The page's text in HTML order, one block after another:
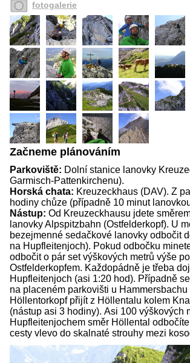
fotogalerie
Začneme plánováním
Parkoviště: Dolní stanice lanovky
Garmisch-Pattenkirchenu).
Horská chata: Kreuzeckhaus (DAV). Z
hodiny chůze (případně 10 minut
Nástup: Od Kreuzeckhausu jdete
lanovky Alpspitzbahn (Ostfelderkopf). U
bezejmenné sedačkové lanovky odbočit
na Hupfleitenjoch). Pokud odbočku
odbočit o pár set výškových metrů výše
Ostfelderkopfem. Každopádně je třeba
Hupfleitenjoch (asi 1:20 hod). Případně
na placeném parkovišti u Hammersbachu
Höllentorkopf přijít z Höllentalu kolem
(nástup asi 3 hodiny). Asi 100 výškových
Hupfleitenjochem směr Höllental
cesty vlevo do skalnaté strouhy mezi